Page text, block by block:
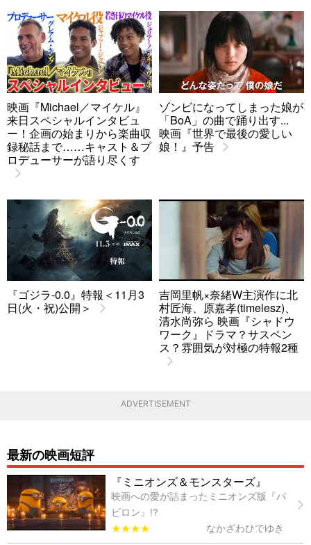
映画『Michael／マイケル』
来日スペシャルインタビュ
ー！企画の始まりから楽曲収
録秘話まで……キャスト＆プ
ロデューサーが語り尽くす
ゾンビになってしまった娘が
「BoA」の曲で踊り出す...
映画『世界で最後の愛しい
娘！』予告
『ゴジラ-0.0』特報＜11月3
日(火・祝)公開＞
吉岡里帆×奈緒W主演作に北
村匠海、原嘉孝(timelesz)、
清水尚弥ら 映画『シャドウ
ワーク』ドラマ？サスペン
ス？雰囲気が対極の特報2種
ADVERTISEMENT
最新の映画短評
『ミニオンズ＆モンスターズ』
映画への愛が詰まったミニオンズ版『バ
ビロン』!?
★★★★
なかざわひでゆき